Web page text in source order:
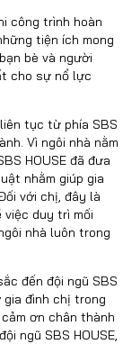
công trình hoàn
tiện ích mong
bè và người
cho sự nổ lực
tục từ phía SBS
Vì ngôi nhà nằm
HOUSE đã đưa
nhằm giúp gia
với chị, đây là
việc duy trì mối
nhà luôn trong
đến đội ngũ SBS
gia đình chị trong
ơn chân thành
ngũ SBS HOUSE,